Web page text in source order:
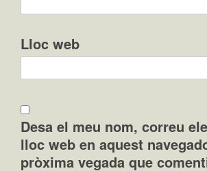
Lloc web
Desa el meu nom, correu
lloc web en aquest
pròxima vegada que